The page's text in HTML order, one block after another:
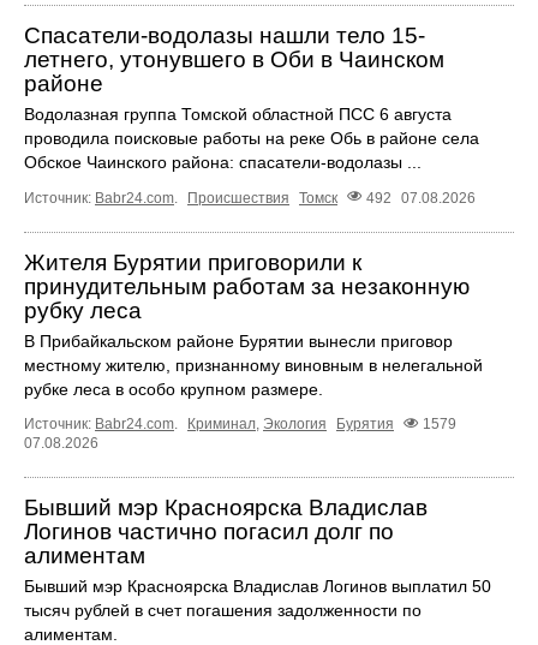
Спасатели-водолазы нашли тело 15-
летнего, утонувшего в Оби в Чаинском
районе
Водолазная группа Томской областной ПСС 6 августа
проводила поисковые работы на реке Обь в районе села
Обское Чаинского района: спасатели-водолазы ...
Источник: Babr24.com Происшествия Томск 492 07.08.2026
Жителя Бурятии приговорили к
принудительным работам за незаконную
рубку леса
В Прибайкальском районе Бурятии вынесли приговор
местному жителю, признанному виновным в нелегальной
рубке леса в особо крупном размере.
Источник: Babr24.com Криминал Экология Бурятия
1579
07.08.2026
Бывший мэр Красноярска Владислав
Логинов частично погасил долг по
алиментам
Бывший мэр Красноярска Владислав Логинов выплатил 50
тысяч рублей в счет погашения задолженности по
алиментам.